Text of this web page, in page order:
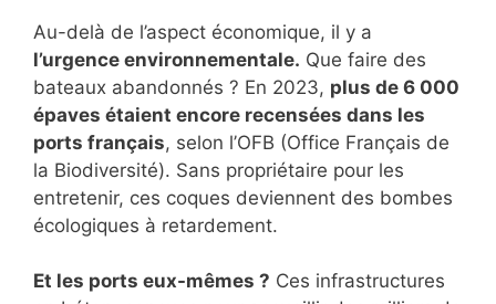
Au-delà de l’aspect économique, il y a
l’urgence environnementale. Que faire des
bateaux abandonnés ? En 2023, plus de 6 000
épaves étaient encore recensées dans les
ports français, selon l’OFB (Office Français de
la Biodiversité). Sans propriétaire pour les
entretenir, ces coques deviennent des bombes
écologiques à retardement.
Et les ports eux-mêmes ? Ces infrastructures